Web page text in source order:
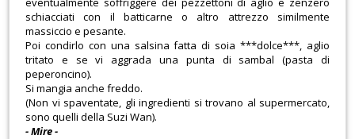
schiacciati con il batticarne o altro attrezzo similmente
massiccio e pesante.
Poi condirlo con una salsina fatta di soia ***dolce***, aglio
tritato e se vi aggrada una punta di sambal (pasta di
peperoncino).
Si mangia anche freddo.
(Non vi spaventate, gli ingredienti si trovano al supermercato,
sono quelli della Suzi Wan).
- Mire -